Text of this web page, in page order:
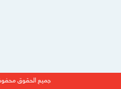
جميع الحقوق محفوظة